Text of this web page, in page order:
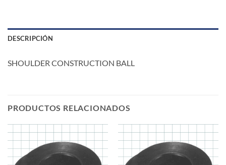
DESCRIPCIÓN
SHOULDER CONSTRUCTION BALL
PRODUCTOS RELACIONADOS